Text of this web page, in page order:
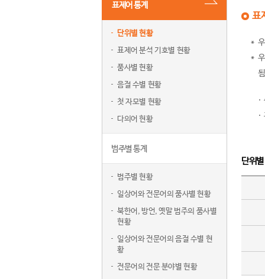
표제어 통계
단위별 현황
표제어 분석 기호별 현황
품사별 현황
음절 수별 현황
첫 자모별 현황
다의어 현황
범주별 통계
범주별 현황
일상어와 전문어의 품사별 현황
북한어, 방언, 옛말 범주의 품사별
현황
일상어와 전문어의 음절 수별 현
황
전문어의 전문 분야별 현황
표
단위